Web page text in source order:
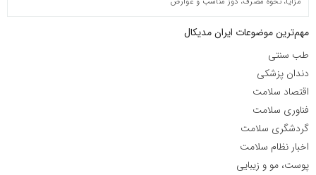
مهم‌ترین موضوعات ایران مدیکال
طب سنتی
دندان پزشکی
اقتصاد سلامت
فناوری سلامت
گردشگری سلامت
اخبار نظام سلامت
پوست، مو و زیبایی